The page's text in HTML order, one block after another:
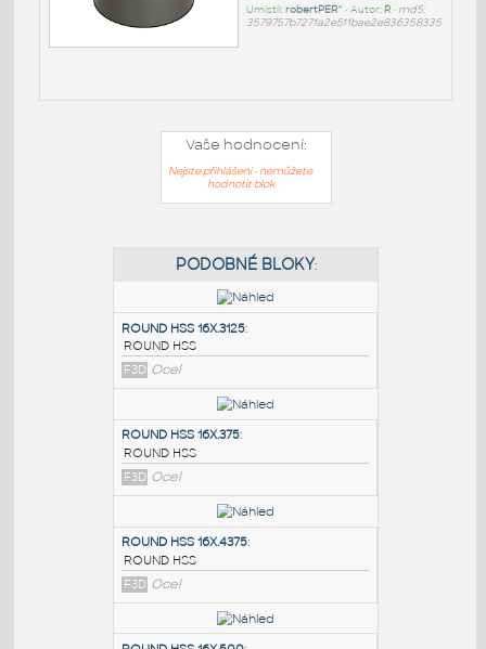
Umístil:robertPER^ • Autor: R• md5:
3579757b7271a2e511bae2e836358335
Vaše hodnocení:
Nejste přihlášeni - nemůžete
hodnotit blok
PODOBNÉ BLOKY:
ROUND HSS 16X.3125
ROUND HSS
F3D Ocel
ROUND HSS 16X.375
ROUND HSS